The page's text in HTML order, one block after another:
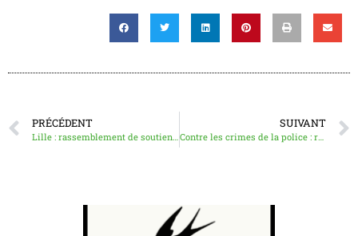
PRÉCÉDENT SUIVANT
Contre les crimes de la police : rassemblement ce mercredi 28 juin 18h à Lille